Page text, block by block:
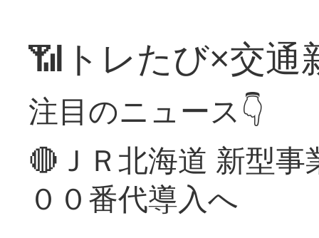
📶トレたび×交通
注目のニュース👇
🔴ＪＲ北海道 新型
００番代導入へ